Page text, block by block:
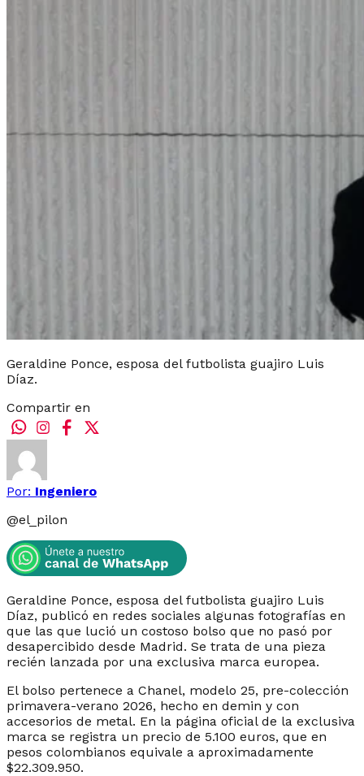
Geraldine Ponce, esposa del futbolista guajiro Luis
Díaz.
Compartir en
Por: Ingeniero
@el_pilon
Geraldine Ponce, esposa del futbolista guajiro Luis
Díaz, publicó en redes sociales algunas fotografías en
que las que lució un costoso bolso que no pasó por
desapercibido desde Madrid. Se trata de una pieza
recién lanzada por una exclusiva marca europea.
El bolso pertenece a Chanel, modelo 25, pre-colección
primavera-verano 2026, hecho en demin y con
accesorios de metal. En la página oficial de la exclusiva
marca se registra un precio de 5.100 euros, que en
pesos colombianos equivale a aproximadamente
$22.309.950.